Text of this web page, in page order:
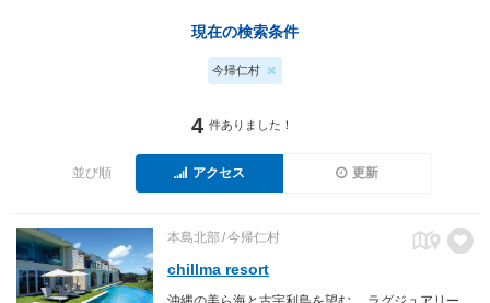
現在の検索条件
今帰仁村
4 件ありました！
並び順 アクセス 更新
本島北部 今帰仁村
chillma resort